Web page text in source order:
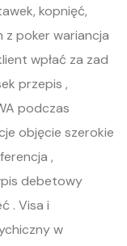
kopnięć,
poker wariancja
wpłać za zad
przepis ,
podczas
objęcie szerokie
,
debetowy
. Visa i
w